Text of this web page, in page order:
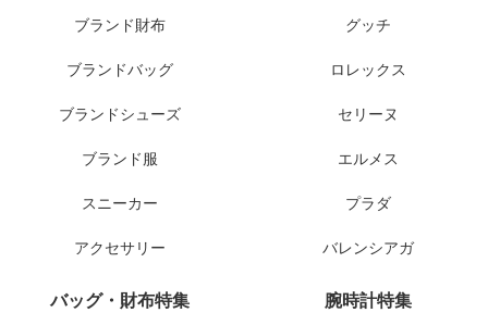
ブランド財布
ブランドバッグ
ブランドシューズ
ブランド服
スニーカー
アクセサリー
グッチ
ロレックス
セリーヌ
エルメス
プラダ
バレンシアガ
バッグ・財布特集 腕時計特集